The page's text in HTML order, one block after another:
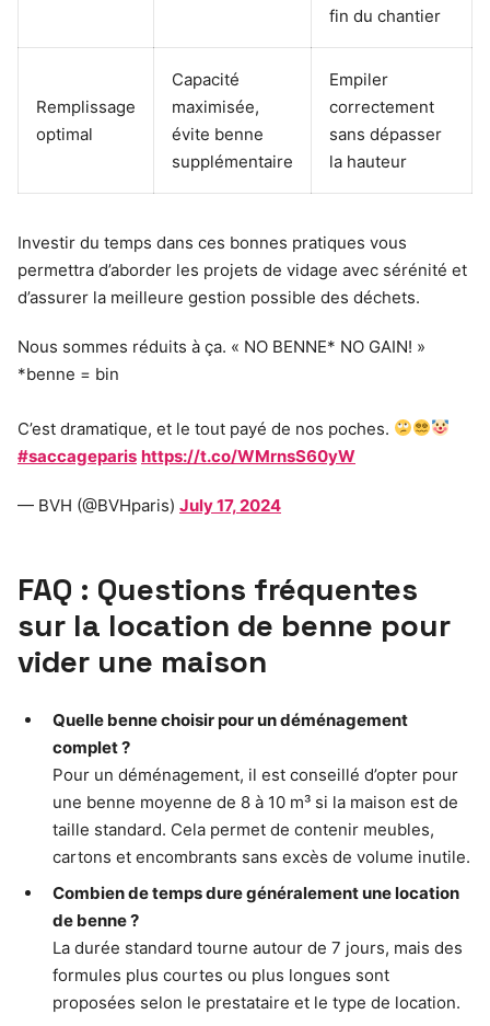
fin du chantier
Remplissage
optimal
Capacité
maximisée,
évite benne
supplémentaire
Empiler
correctement
sans dépasser
la hauteur
Investir du temps dans ces bonnes pratiques vous
permettra d’aborder les projets de vidage avec sérénité et
d’assurer la meilleure gestion possible des déchets.
Nous sommes réduits à ça. « NO BENNE* NO GAIN! »
*benne = bin
C’est dramatique, et le tout payé de nos poches.
#saccageparis https://t.co/WMrnsS60yW
— BVH (@BVHparis) July 17, 2024
FAQ : Questions fréquentes
sur la location de benne pour
vider une maison
Quelle benne choisir pour un déménagement
complet ?
Pour un déménagement, il est conseillé d’opter pour
une benne moyenne de 8 à 10 m³ si la maison est de
taille standard. Cela permet de contenir meubles,
cartons et encombrants sans excès de volume inutile.
Combien de temps dure généralement une location
de benne ?
La durée standard tourne autour de 7 jours, mais des
formules plus courtes ou plus longues sont
proposées selon le prestataire et le type de location.